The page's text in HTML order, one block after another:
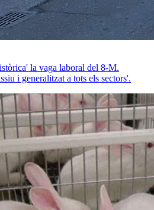
la vaga laboral del 8-M.
i generalitzat a tots els sectors'.